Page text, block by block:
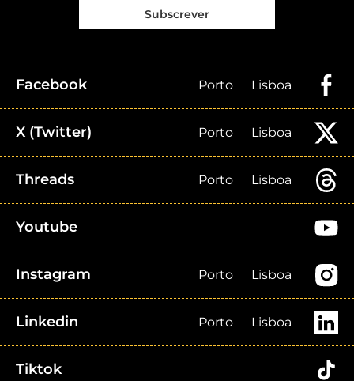
Subscrever
Facebook Porto Lisboa
X (Twitter) Porto Lisboa
Threads Porto Lisboa
Youtube
Instagram Porto Lisboa
Linkedin Porto Lisboa
Tiktok